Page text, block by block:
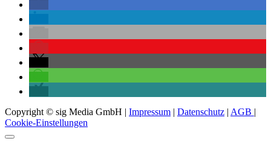
Copyright © sig Media GmbH | Impressum | Datenschutz | AGB |
Cookie-Einstellungen